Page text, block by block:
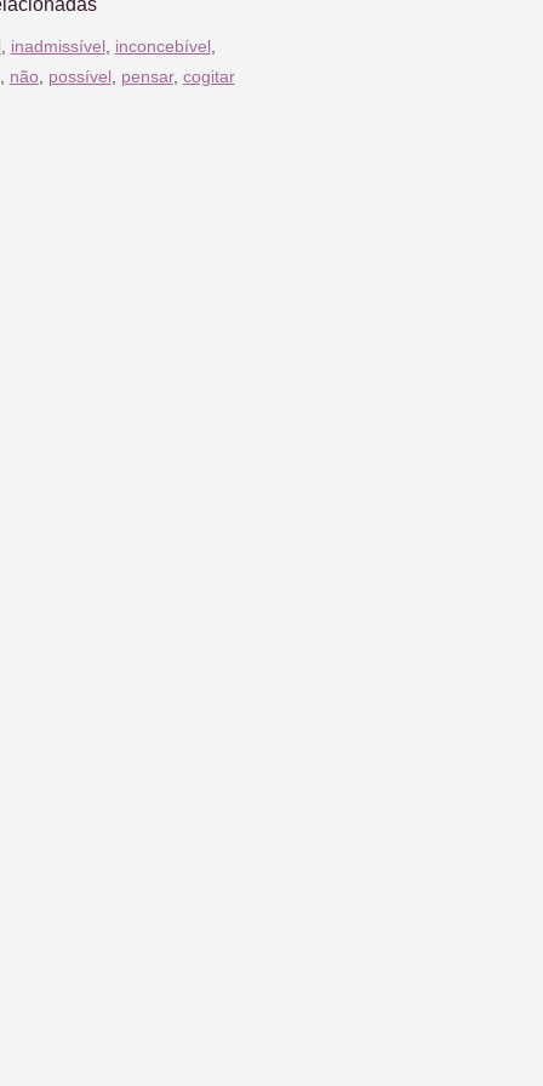
, inadmissível, inconcebível,
não, possível, pensar, cogitar